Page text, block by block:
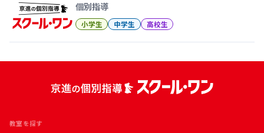
個別指導
小学生 中学生 高校生
教室を探す